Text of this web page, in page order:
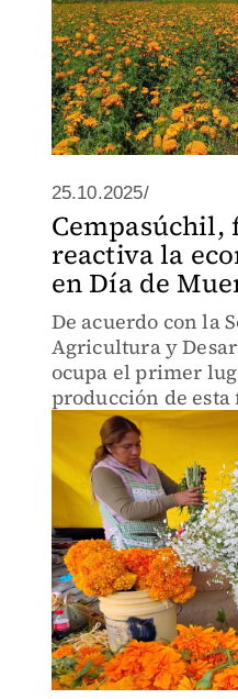
25.10.2025/
Cempasúchil,
reactiva la
en Día de
De acuerdo con la
Agricultura y
ocupa el primer
producción de esta